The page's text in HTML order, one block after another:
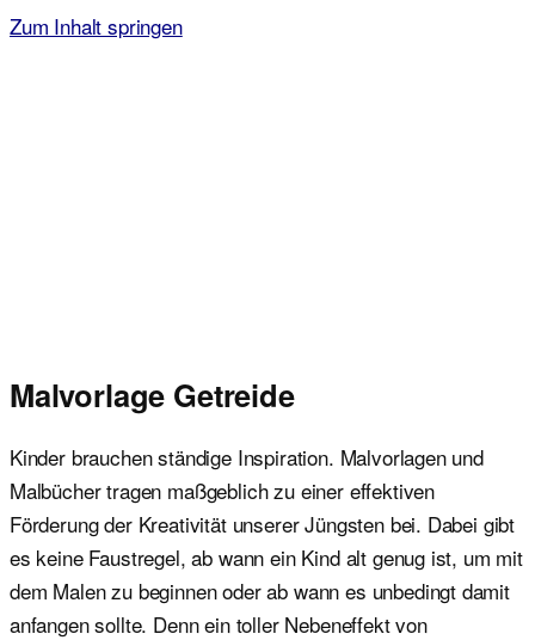
Zum Inhalt springen
Malvorlage Getreide
Kinder brauchen ständige Inspiration. Malvorlagen und
Malbücher tragen maßgeblich zu einer effektiven
Förderung der Kreativität unserer Jüngsten bei. Dabei gibt
es keine Faustregel, ab wann ein Kind alt genug ist, um mit
dem Malen zu beginnen oder ab wann es unbedingt damit
anfangen sollte. Denn ein toller Nebeneffekt von